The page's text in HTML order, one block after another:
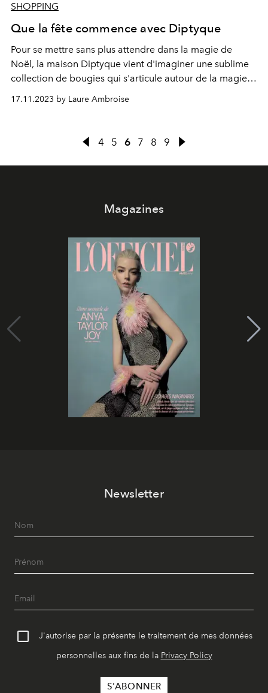
SHOPPING
Que la fête commence avec Diptyque
Pour se mettre sans plus attendre dans la magie de
Noël, la maison Diptyque vient d'imaginer une sublime
collection de bougies qui s'articule autour de la magie
vagabonder nos esprits, nous emmène cette année dans
17.11.2023 by Laure Ambroise
4 5 6 7 8 9
Magazines
Newsletter
J'autorise par la présente le traitement de mes données
personnelles aux fins de la Privacy Policy